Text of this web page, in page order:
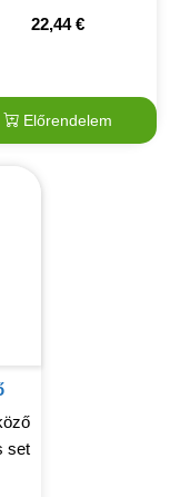
22,44€
Előrendelem
set